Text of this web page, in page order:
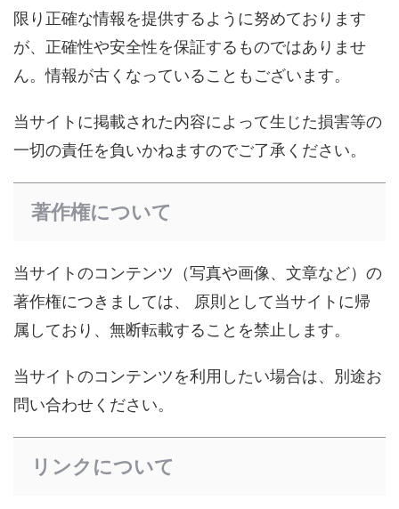
限り正確な情報を提供するように努めております
が、正確性や安全性を保証するものではありませ
ん。情報が古くなっていることもございます。
当サイトに掲載された内容によって生じた損害等の
一切の責任を負いかねますのでご了承ください。
著作権について
当サイトのコンテンツ（写真や画像、文章など）の
著作権につきましては、 原則として当サイトに帰
属しており、無断転載することを禁止します。
当サイトのコンテンツを利用したい場合は、別途お
問い合わせください。
リンクについて